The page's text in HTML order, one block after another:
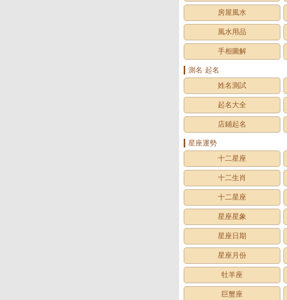
房屋風水
風水用品
手相圖解
測名·起名
姓名測試
起名大全
店鋪起名
星座運勢
十二星座
十二生肖
十二星座
星座星象
星座日期
星座月份
牡羊座
巨蟹座